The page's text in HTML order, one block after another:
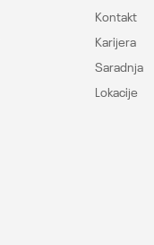
Pošalji
Kontakt
Karijera
Saradnja
Lokacije